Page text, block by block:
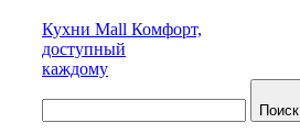
Кухни Mall Комфорт,
доступный
каждому
Поиск